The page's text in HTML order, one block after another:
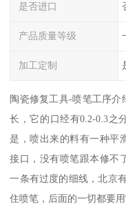
是否进口
产品质量等级
加工定制
陶瓷修复工具-喷笔工序介
长，它的口经有0.2-0.3之
是，喷出来的料有一种平
接口，没有喷笔跟本修不
一条有过度的细线，北京
住喷笔，后面的一切都要用